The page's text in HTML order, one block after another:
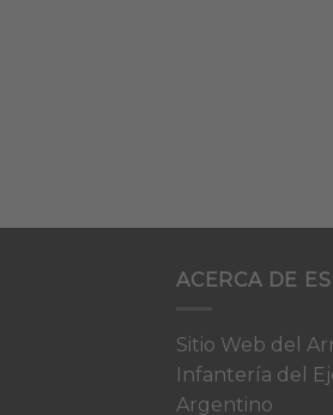
ACERCA DE
Sitio Web del
Infantería del
Argentino